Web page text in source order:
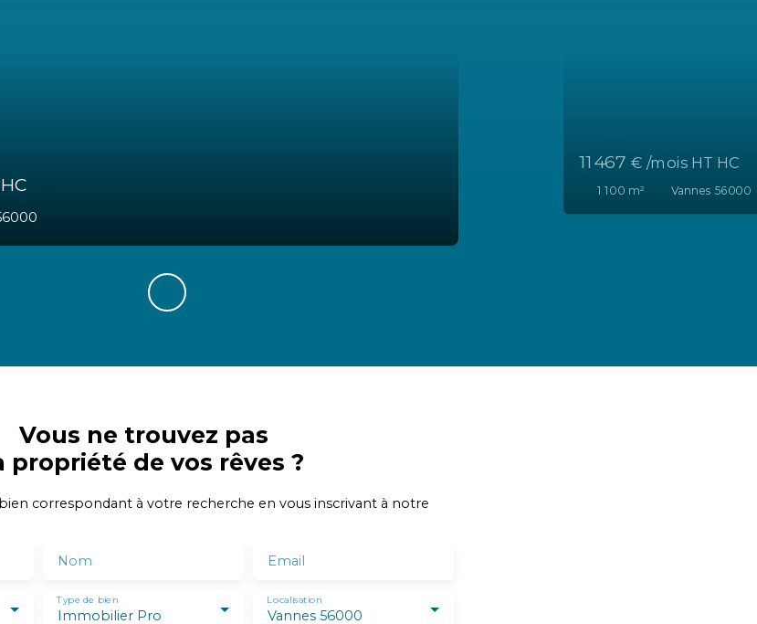
HC
56000
2 880€ /mois HT HC
242m² Vannes
Vous ne trouvez pas
propriété de vos rêves ?
correspondant à votre recherche en vous inscrivant à notre
Nom Email
Immobilier Pro
Type de bien
Vannes 56000
Localisation